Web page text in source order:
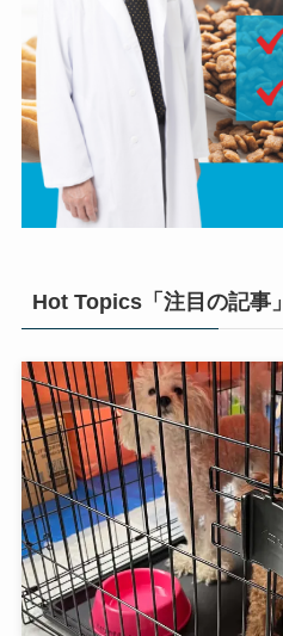
Hot Topics「注目の記事」